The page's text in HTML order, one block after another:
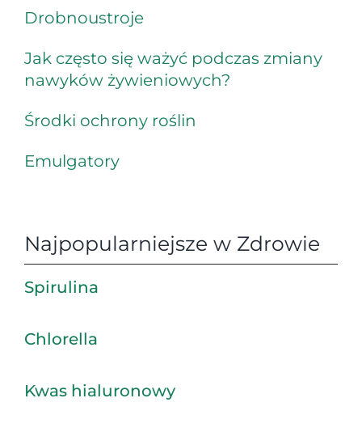
Drobnoustroje
Jak często się ważyć podczas zmiany
nawyków żywieniowych?
Środki ochrony roślin
Emulgatory
Najpopularniejsze w Zdrowie
Spirulina
Chlorella
Kwas hialuronowy